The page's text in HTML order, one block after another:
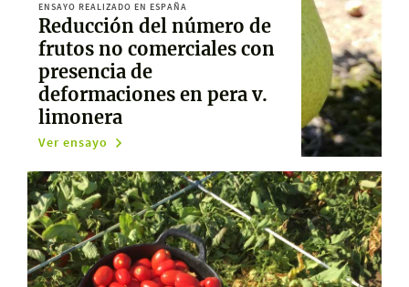
ENSAYO REALIZADO EN ESPAÑA
Reducción del número de
frutos no comerciales con
presencia de
deformaciones en pera v.
limonera
Ver ensayo